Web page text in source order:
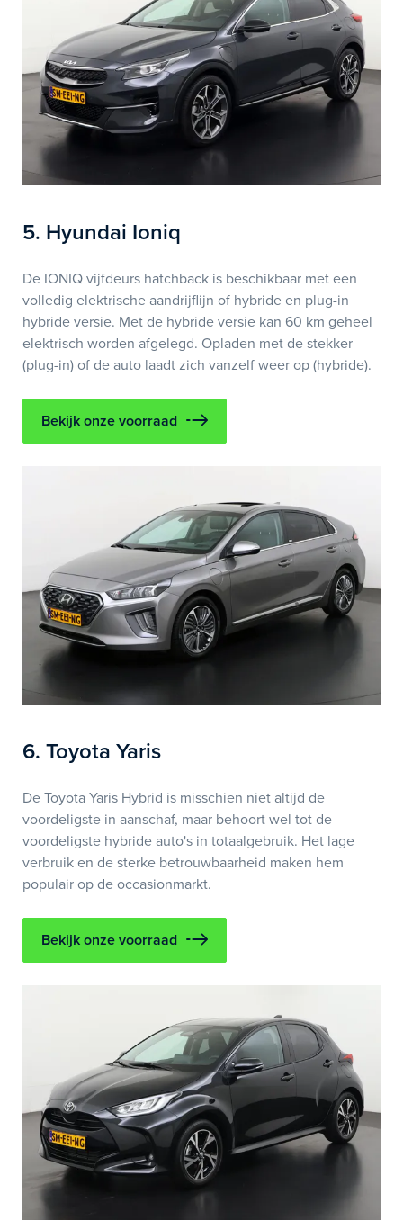
5. Hyundai Ioniq
De IONIQ vijfdeurs hatchback is beschikbaar met een
volledig elektrische aandrijflijn of hybride en plug-in
hybride versie. Met de hybride versie kan 60 km geheel
elektrisch worden afgelegd. Opladen met de stekker
(plug-in) of de auto laadt zich vanzelf weer op (hybride).
Bekijk onze voorraad
6. Toyota Yaris
De Toyota Yaris Hybrid is misschien niet altijd de
voordeligste in aanschaf, maar behoort wel tot de
voordeligste hybride auto's in totaalgebruik. Het lage
verbruik en de sterke betrouwbaarheid maken hem
populair op de occasionmarkt.
Bekijk onze voorraad